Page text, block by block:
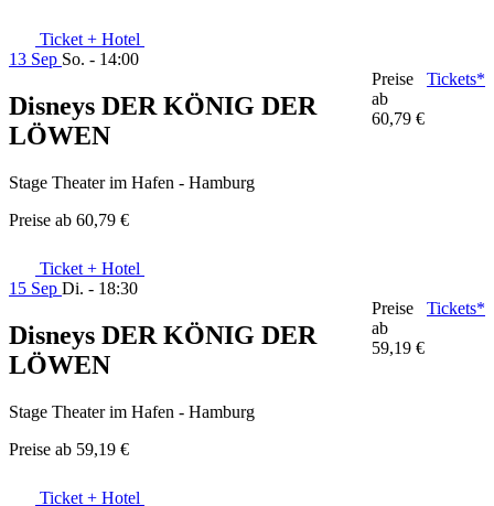
Ticket + Hotel
13 Sep So. - 14:00
Disneys DER KÖNIG DER
LÖWEN
Stage Theater im Hafen - Hamburg
Preise ab 60,79 €
Preise
ab
60,79 €
Tickets*
Ticket + Hotel
15 Sep Di. - 18:30
Disneys DER KÖNIG DER
LÖWEN
Stage Theater im Hafen - Hamburg
Preise ab 59,19 €
Preise
ab
59,19 €
Tickets*
Ticket + Hotel